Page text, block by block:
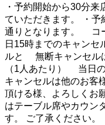
・予約開始から30分
ていただきます。 ・予
通りとなります。 コ
日15時までのキャン
ルと 無断キャンセル
（1人あたり） 当日
キャンセルは他のお客
頂ける様、よろしくお
はテーブル席やカウン
す。 ご了承ください。